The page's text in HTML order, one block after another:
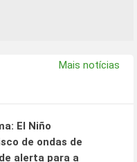
Mais notícias
El Niño
de ondas de
alerta para a